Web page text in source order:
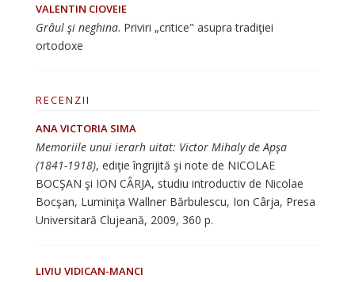
VALENTIN CIOVEIE
Grâul şi neghina. Priviri „critice" asupra tradiţiei
ortodoxe
RECENZII
ANA VICTORIA SIMA
Memoriile unui ierarh uitat: Victor Mihaly de Apşa
(1841-1918), ediţie îngrijită şi note de NICOLAE
BOCŞAN şi ION CÂRJA, studiu introductiv de Nicolae
Bocşan, Luminiţa Wallner Bărbulescu, Ion Cârja, Presa
Universitară Clujeană, 2009, 360 p.
LIVIU VIDICAN-MANCI